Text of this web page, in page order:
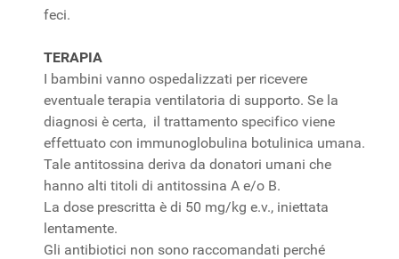
feci.
TERAPIA
I bambini vanno ospedalizzati per ricevere
eventuale terapia ventilatoria di supporto. Se la
diagnosi è certa, il trattamento specifico viene
effettuato con immunoglobulina botulinica umana.
Tale antitossina deriva da donatori umani che
hanno alti titoli di antitossina A e/o B.
La dose prescritta è di 50 mg/kg e.v., iniettata
lentamente.
Gli antibiotici non sono raccomandati perché